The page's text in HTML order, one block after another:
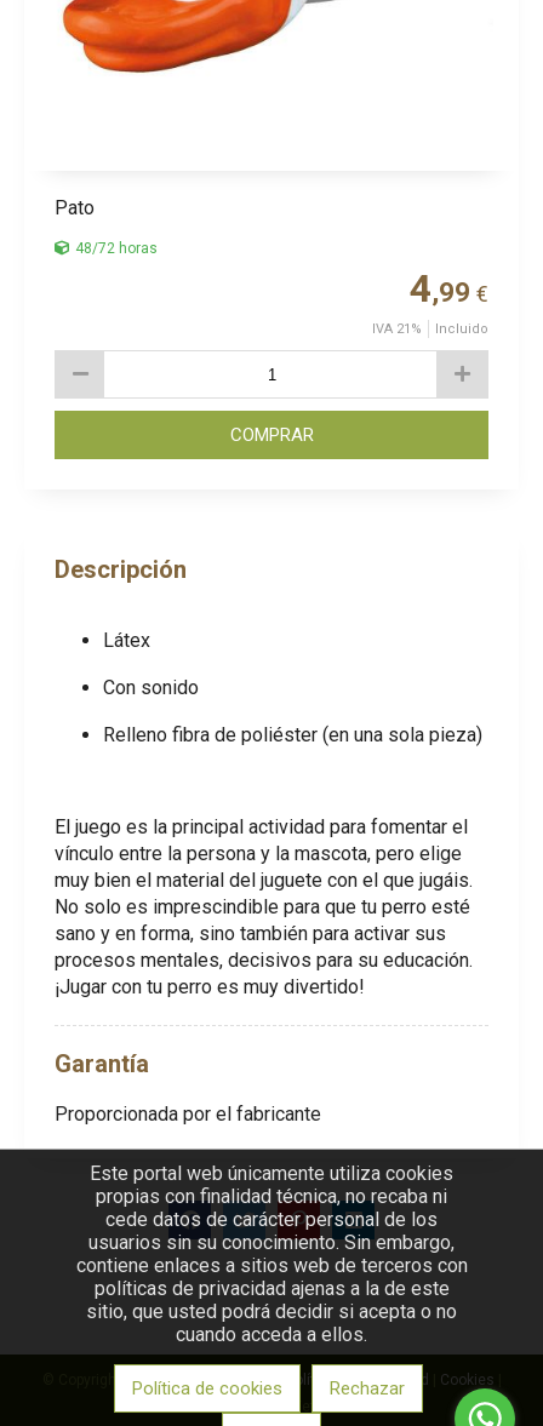
Pato
48/72 horas
4,99 €
IVA 21% Incluido
COMPRAR
Descripción
Látex
Con sonido
Relleno fibra de poliéster (en una sola pieza)
El juego es la principal actividad para fomentar el
vínculo entre la persona y la mascota, pero elige
muy bien el material del juguete con el que jugáis.
No solo es imprescindible para que tu perro esté
sano y en forma, sino también para activar sus
procesos mentales, decisivos para su educación.
¡Jugar con tu perro es muy divertido!
Garantía
Proporcionada por el fabricante
© Copyright VetFarma | Aviso legal Política de privacidad Cookies
Este portal web únicamente utiliza cookies
propias con finalidad técnica, no recaba ni
cede datos de carácter personal de los
usuarios sin su conocimiento. Sin embargo,
contiene enlaces a sitios web de terceros con
políticas de privacidad ajenas a la de este
sitio, que usted podrá decidir si acepta o no
cuando acceda a ellos.
Política de cookies Rechazar